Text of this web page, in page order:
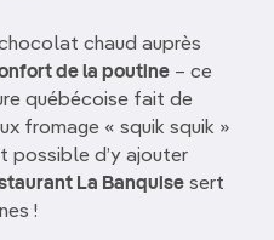
chaud auprès
de la poutine – ce
québécoise fait de
fromage « squik squik »
possible d’y ajouter
La Banquise sert
!